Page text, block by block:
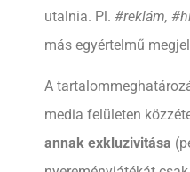
utalnia. Pl. #reklám,
más egyértelmű
A
media felületen
annak exkluzivitása